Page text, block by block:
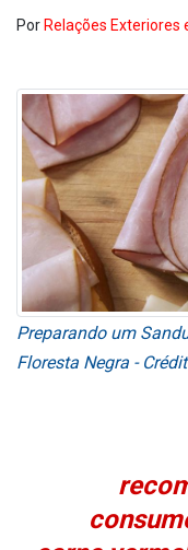
Por Relações
Preparando um
Floresta Negra -